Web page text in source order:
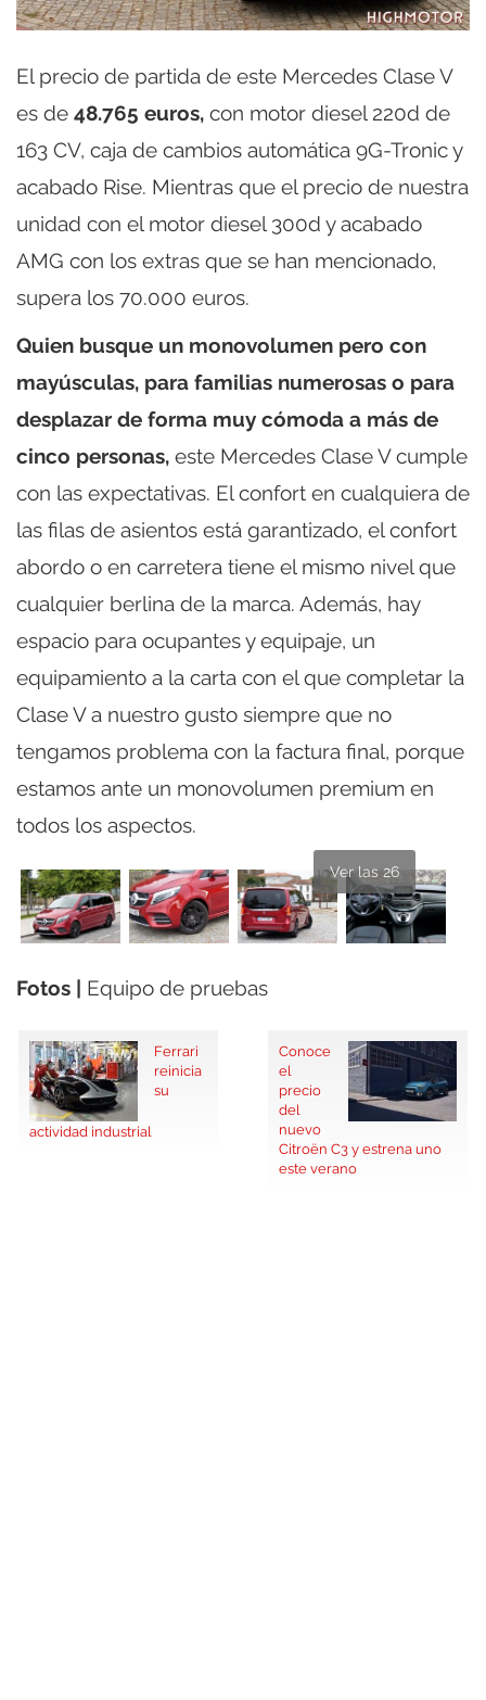
El precio de partida de este Mercedes Clase V
es de 48.765 euros, con motor diesel 220d de
163 CV, caja de cambios automática 9G-Tronic y
acabado Rise. Mientras que el precio de nuestra
unidad con el motor diesel 300d y acabado
AMG con los extras que se han mencionado,
supera los 70.000 euros.
Quien busque un monovolumen pero con
mayúsculas, para familias numerosas o para
desplazar de forma muy cómoda a más de
cinco personas, este Mercedes Clase V cumple
con las expectativas. El confort en cualquiera de
las filas de asientos está garantizado, el confort
abordo o en carretera tiene el mismo nivel que
cualquier berlina de la marca. Además, hay
espacio para ocupantes y equipaje, un
equipamiento a la carta con el que completar la
Clase V a nuestro gusto siempre que no
tengamos problema con la factura final, porque
estamos ante un monovolumen premium en
todos los aspectos.
Ver las 26
Fotos | Equipo de pruebas
Ferrari
reinicia
su
actividad industrial
Conoce
el
precio
del
nuevo
Citroën C3 y estrena uno
este verano